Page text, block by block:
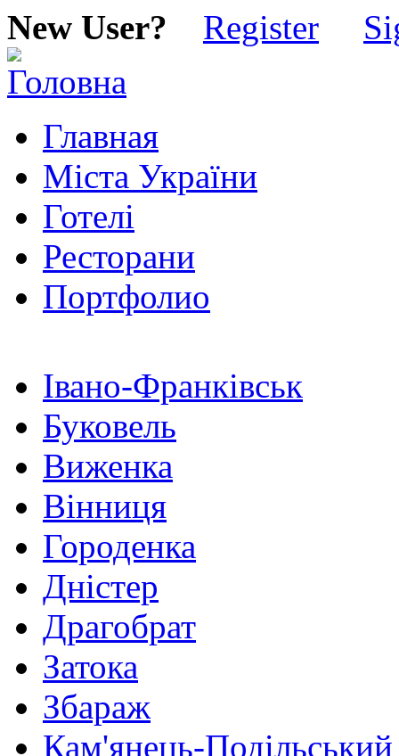
New User? Register
Главная
Міста України
Готелі
Ресторани
Портфолио
Івано-Франківськ
Буковель
Виженка
Вінниця
Городенка
Дністер
Драгобрат
Затока
Збараж
Кам'янець-Подільський